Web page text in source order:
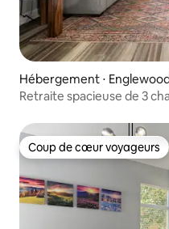
Hébergement ⋅
Retraite spacieuse de 3
Coup de cœur voyageurs
Coup de cœur voyageurs